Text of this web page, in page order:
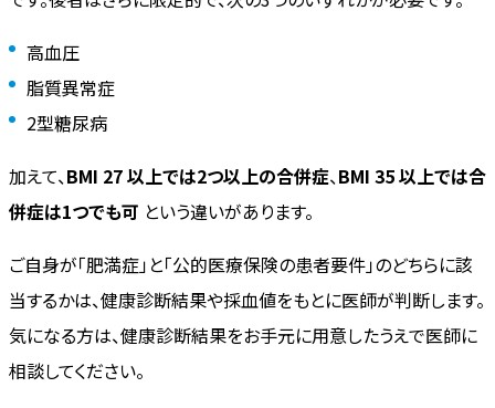
高血圧
脂質異常症
2型糖尿病
加えて、BMI 27 以上では2つ以上の合併症、BMI 35 以上では合
併症は1つでも可 という違いがあります。
ご自身が「肥満症」と「公的医療保険の患者要件」のどちらに該
当するかは、健康診断結果や採血値をもとに医師が判断します。
気になる方は、健康診断結果をお手元に用意したうえで医師に
相談してください。